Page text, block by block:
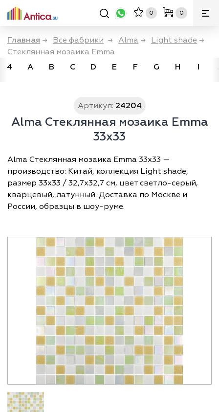
0 0
Главная → Все фабрики → Alma → Light shade →
Стеклянная мозаика Emma
4
A B C D E F G H I
Артикул: 24204
Alma Стеклянная мозаика Emma
33x33
Alma Стеклянная мозаика Emma 33x33 —
производство: Китай, коллекция Light shade,
размер 33х33 / 32,7х32,7 см, цвет светло-серый,
кварцевый, латунный. Доставка по Москве и
России, образцы в шоу-руме.